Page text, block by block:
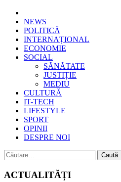
Epoca
Cele mai noi știri online din România
NEWS
POLITICĂ
INTERNAȚIONAL
ECONOMIE
SOCIAL
SĂNĂTATE
JUSTIȚIE
MEDIU
CULTURĂ
IT-TECH
LIFESTYLE
SPORT
OPINII
DESPRE NOI
Caută
după:
ACTUALITĂȚI